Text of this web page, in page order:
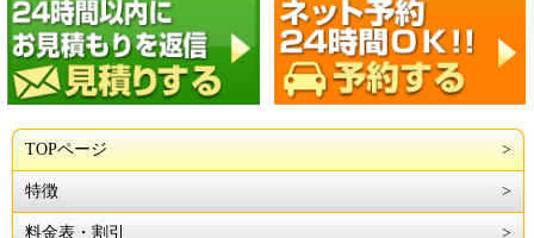
TOPページ
特徴
料金表・割引